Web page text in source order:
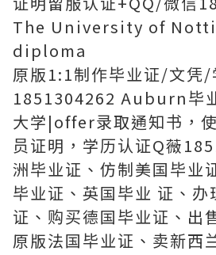
The University of
diploma
原版1:1制作毕业证/文凭/
1851304262 Auburn毕
大学|offer录取通知书，
员证明，学历认证Q薇
洲毕业证、仿制美国毕业
毕业证、英国毕业 证、办
证、购买德国毕业证、出
原版法国毕业证、卖新西